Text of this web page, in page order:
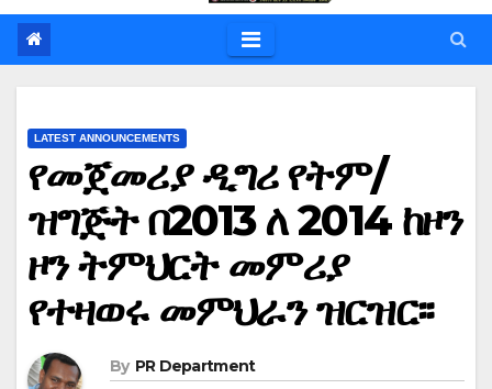
LATEST ANNOUNCEMENTS
የመጀመሪያ ዲግሪ የትም/
ዝግጅት በ2013 ለ 2014 ከዞን
ዞን ትምህርት መምሪያ
የተዛወሩ መምህራን ዝርዝር፡፡
By PR Department